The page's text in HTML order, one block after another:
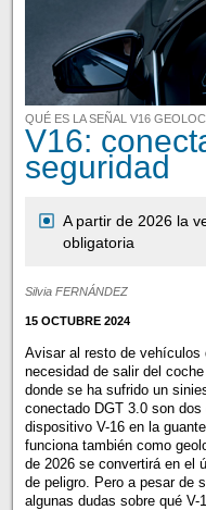
QUÉ ES LA SEÑAL V16
V16:
seguridad
A partir de 2026 la
obligatoria
Silvia FERNÁNDEZ
15 OCTUBRE 2024
Avisar al resto de vehículos
necesidad de salir del
donde se ha sufrido un
conectado DGT 3.0 son
dispositivo V-16 en la
funciona también como
de 2026 se convertirá en el
de peligro. Pero a pesar de
algunas dudas sobre qué V-